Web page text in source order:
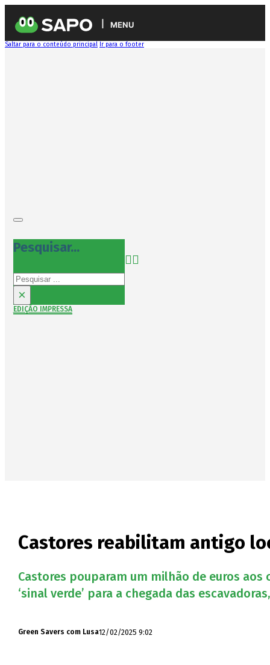
MENU
Saltar para o conteúdo principal Ir para o footer
Pesquisar...
Pesquisar
×
EDIÇÃO IMPRESSA
Castores reabilitam antigo
Castores pouparam um milhão de euros
‘sinal verde’ para a chegada das
Green Savers com Lusa12/02/2025 9:02